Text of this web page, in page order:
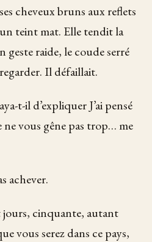
cheveux bruns aux reflets
teint mat. Elle tendit la
geste raide, le coude serré
Il défaillait.
t-il d’expliquer J’ai pensé
vous gêne pas trop… me
achever.
cinquante, autant
vous serez dans ce pays,